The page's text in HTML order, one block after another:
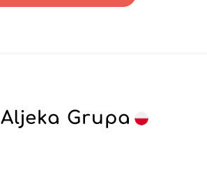
Aljeka Grupa